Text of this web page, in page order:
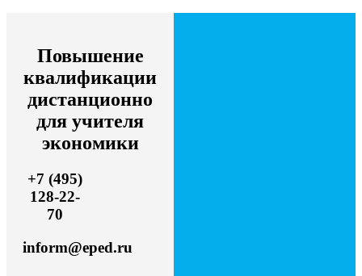
Повышение
квалификации
дистанционно
для учителя
экономики
+7 (495)
128-22-
70
inform@eped.ru